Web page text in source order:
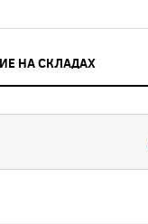
НА СКЛАДАХ